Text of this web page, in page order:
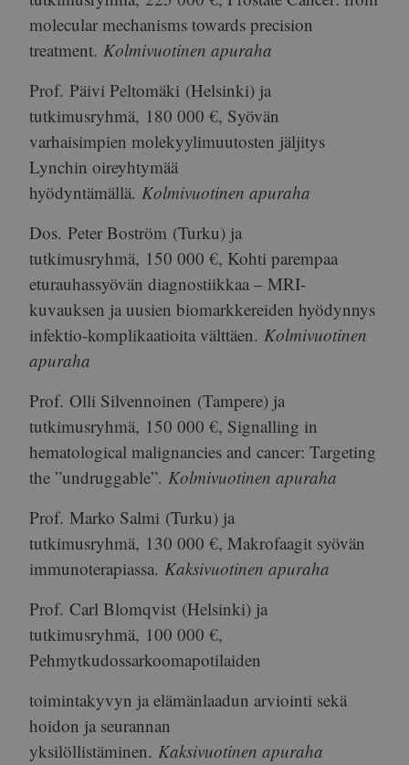
molecular mechanisms towards precision
treatment. Kolmivuotinen apuraha
Prof. Päivi Peltomäki (Helsinki) ja
tutkimusryhmä, 180 000 €, Syövän
varhaisimpien molekyylimuutosten jäljitys
Lynchin oireyhtymää
hyödyntämällä. Kolmivuotinen apuraha
Dos. Peter Boström (Turku) ja
tutkimusryhmä, 150 000 €, Kohti parempaa
eturauhassyövän diagnostiikkaa – MRI-
kuvauksen ja uusien biomarkkereiden hyödynnys
infektio-komplikaatioita välttäen. Kolmivuotinen
apuraha
Prof. Olli Silvennoinen (Tampere) ja
tutkimusryhmä, 150 000 €, Signalling in
hematological malignancies and cancer: Targeting
the ”undruggable”. Kolmivuotinen apuraha
Prof. Marko Salmi (Turku) ja
tutkimusryhmä, 130 000 €, Makrofaagit syövän
immunoterapiassa. Kaksivuotinen apuraha
Prof. Carl Blomqvist (Helsinki) ja
tutkimusryhmä, 100 000 €,
Pehmytkudossarkoomapotilaiden
toimintakyvyn ja elämänlaadun arviointi sekä
hoidon ja seurannan
yksilöllistäminen. Kaksivuotinen apuraha